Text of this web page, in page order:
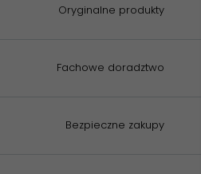
Oryginalne produkty
Fachowe doradztwo
Bezpieczne zakupy